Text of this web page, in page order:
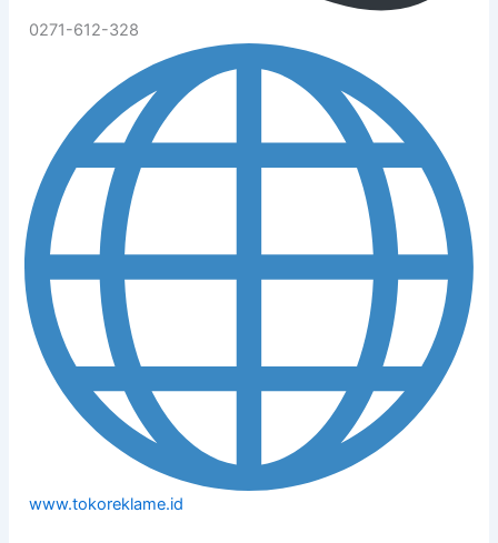
0271-612-328
www.tokoreklame.id